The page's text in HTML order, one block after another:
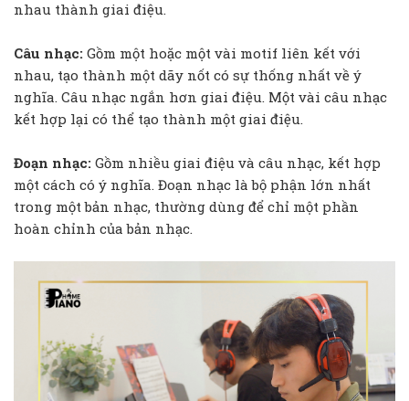
nhau thành giai điệu.
Câu nhạc: Gồm một hoặc một vài motif liên kết với
nhau, tạo thành một dãy nốt có sự thống nhất về ý
nghĩa. Câu nhạc ngắn hơn giai điệu. Một vài câu nhạc
kết hợp lại có thể tạo thành một giai điệu.
Đoạn nhạc: Gồm nhiều giai điệu và câu nhạc, kết hợp
một cách có ý nghĩa. Đoạn nhạc là bộ phận lớn nhất
trong một bản nhạc, thường dùng để chỉ một phần
hoàn chỉnh của bản nhạc.